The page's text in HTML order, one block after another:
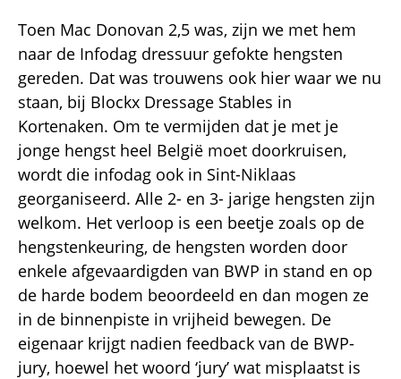
Toen Mac Donovan 2,5 was, zijn we met hem
naar de Infodag dressuur gefokte hengsten
gereden. Dat was trouwens ook hier waar we nu
staan, bij Blockx Dressage Stables in
Kortenaken. Om te vermijden dat je met je
jonge hengst heel België moet doorkruisen,
wordt die infodag ook in Sint-Niklaas
georganiseerd. Alle 2- en 3- jarige hengsten zijn
welkom. Het verloop is een beetje zoals op de
hengstenkeuring, de hengsten worden door
enkele afgevaardigden van BWP in stand en op
de harde bodem beoordeeld en dan mogen ze
in de binnenpiste in vrijheid bewegen. De
eigenaar krijgt nadien feedback van de BWP-
jury, hoewel het woord ‘jury’ wat misplaatst is